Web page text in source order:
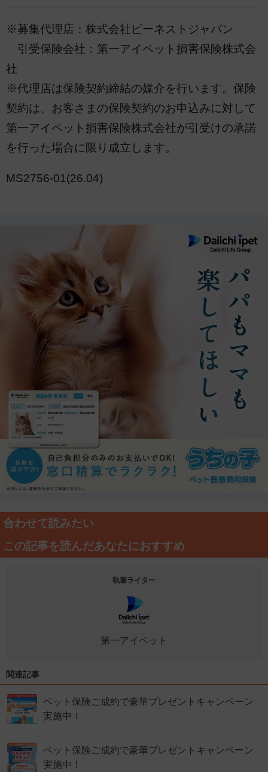
※募集代理店：株式会社ピーネストジャパン
引受保険会社：第一アイペット損害保険株式会
社
※代理店は保険契約締結の媒介を行います。保険
契約は、お客さまの保険契約のお申込みに対して
第一アイペット損害保険株式会社が引受けの承諾
を行った場合に限り成立します。
MS2756-01(26.04)
合わせて読みたい
この記事を読んだあなたにおすすめ
執筆ライター
第一アイペット
関連記事
ペット保険ご成約で豪華プレゼントキャンペーン
実施中！
ペット保険ご成約で豪華プレゼントキャンペーン
実施中！